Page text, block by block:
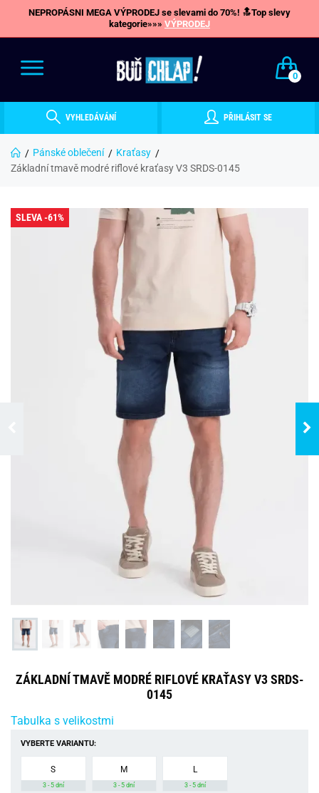
NEPROPÁSNI MEGA VÝPRODEJ se slevami do 70%! 🔝Top slevy
kategorie»»» VÝPRODEJ
0
VYHLEDÁVÁNÍ PŘIHLÁSIT SE
Pánské oblečení
Kraťasy
Základní tmavě modré riflové kraťasy V3 SRDS-0145
SLEVA -61%
ZÁKLADNÍ TMAVĚ MODRÉ RIFLOVÉ KRAŤASY V3 SRDS-
0145
Tabulka s velikostmi
VYBERTE VARIANTU:
S
3 - 5 dní
M
3 - 5 dní
L
3 - 5 dní